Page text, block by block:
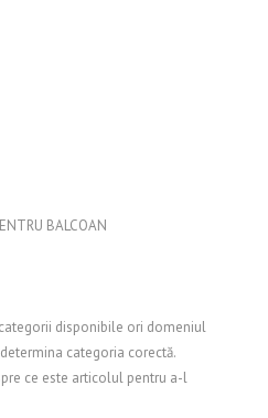
BALCOAN
disponibile ori domeniul
categoria corectă.
ce este articolul pentru a-l